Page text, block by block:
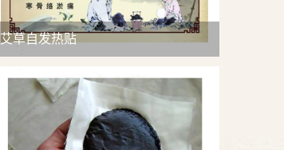
艾草自发热贴